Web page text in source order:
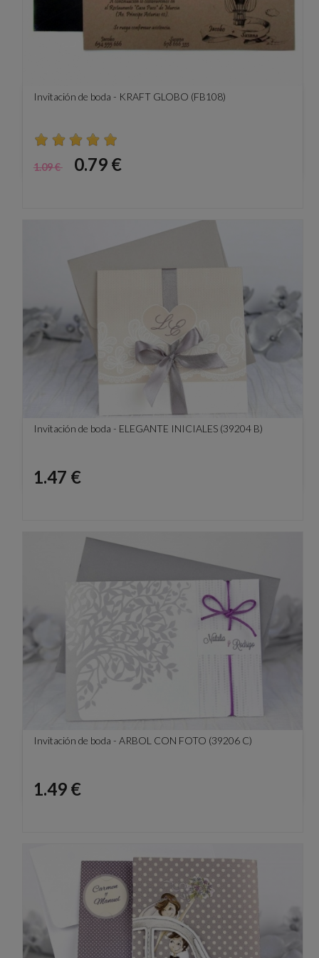
Invitación de boda - KRAFT GLOBO (FB108)
Precio
base
Precio
1.09 € 0.79 €
Invitación de boda - ELEGANTE INICIALES (39204 B)
Precio
1.47 €
Invitación de boda - ARBOL CON FOTO (39206 C)
Precio
1.49 €